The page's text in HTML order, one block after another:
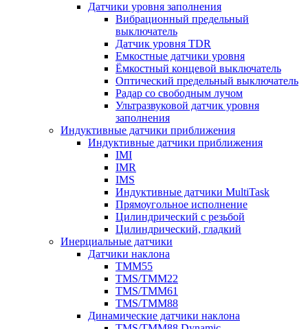
Датчики уровня заполнения
Вибрационный предельный
выключатель
Датчик уровня TDR
Емкостные датчики уровня
Ёмкостный концевой выключатель
Оптический предельный выключатель
Радар со свободным лучом
Ультразвуковой датчик уровня
заполнения
Индуктивные датчики приближения
Индуктивные датчики приближения
IMI
IMR
IMS
Индуктивные датчики MultiTask
Прямоугольное исполнение
Цилиндрический с резьбой
Цилиндрический, гладкий
Инерциальные датчики
Датчики наклона
TMM55
TMS/TMM22
TMS/TMM61
TMS/TMM88
Динамические датчики наклона